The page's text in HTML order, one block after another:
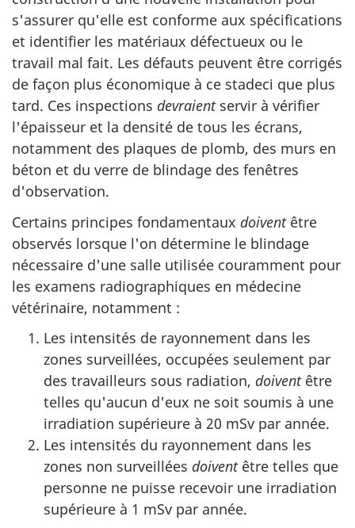
s'assurer qu'elle est conforme aux spécifications
et identifier les matériaux défectueux ou le
travail mal fait. Les défauts peuvent être corrigés
de façon plus économique à ce stadeci que plus
tard. Ces inspections devraientservir à vérifier
l'épaisseur et la densité de tous les écrans,
notamment des plaques de plomb, des murs en
béton et du verre de blindage des fenêtres
d'observation.
Certains principes fondamentaux doiventêtre
observés lorsque l'on détermine le blindage
nécessaire d'une salle utilisée couramment pour
les examens radiographiques en médecine
vétérinaire, notamment :
Les intensités de rayonnement dans les
zones surveillées, occupées seulement par
des travailleurs sous radiation, doiventêtre
telles qu'aucun d'eux ne soit soumis à une
irradiation supérieure à 20 mSv par année.
Les intensités du rayonnement dans les
zones non surveillées doiventêtre telles que
personne ne puisse recevoir une irradiation
supérieure à 1 mSv par année.